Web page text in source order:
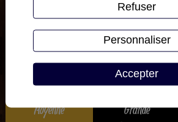
Moyenne
Grande
Accepter
Refuser
Personnaliser